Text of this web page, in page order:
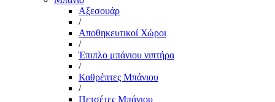
Αξεσουάρ
/
Αποθηκευτικοί Χώροι
/
Έπιπλο μπάνιου νιπτήρα
/
Καθρέπτες Μπάνιου
/
Πετσέτες Μπάνιου